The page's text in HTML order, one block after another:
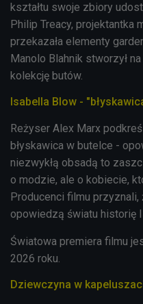
kształtu swoje zbiory
Philip Treacy, projektantka
przekazała elementy
Manolo Blahnik stworzył
kolekcję butów.
Isabella Blow -
Reżyser Alex Marx
błyskawica w butelce -
niezwykłą obsadą to
o modzie, ale o kobiecie,
Producenci filmu przyznali,
opowiedzą światu historię
Światowa premiera filmu
2026 roku.
Dziewczyna w